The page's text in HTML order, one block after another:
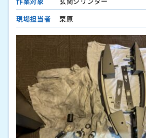
現場担当者
栗原